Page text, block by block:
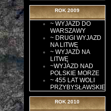
ROK 2009
~ WYJAZD DO
WARSZAWY
~ DRUGI WYJAZD
NA LITWĘ
~ WYJAZD NA
LITWĘ
~WYJAZD NAD
POLSKIE MORZE
~ 455 LAT WOLI
PRZYBYSŁAWSKIE
ROK 2010